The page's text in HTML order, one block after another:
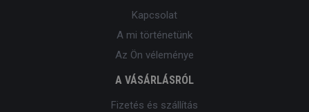
Kapcsolat
A mi történetünk
Az Ön véleménye
A VÁSÁRLÁSRÓL
Fizetés és szállítás